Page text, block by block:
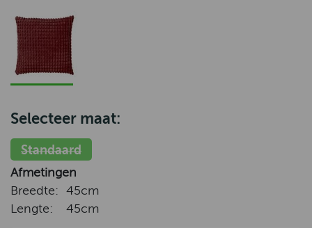
Selecteer maat:
Standaard
Afmetingen
Breedte: 45cm
Lengte:
45cm